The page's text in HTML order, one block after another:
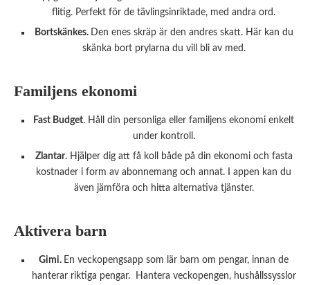
flitig. Perfekt för de tävlingsinriktade, med andra ord.
Bortskänkes. Den enes skräp är den andres skatt. Här kan du
skänka bort prylarna du vill bli av med.
Familjens ekonomi
Fast Budget. Håll din personliga eller familjens ekonomi enkelt
under kontroll.
Zlantar. Hjälper dig att få koll både på din ekonomi och fasta
kostnader i form av abonnemang och annat. I appen kan du
även jämföra och hitta alternativa tjänster.
Aktivera barn
Gimi. En veckopengsapp som lär barn om pengar, innan de
hanterar riktiga pengar. Hantera veckopengen, hushållssysslor